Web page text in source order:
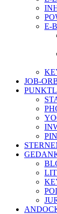
E-
JOB-